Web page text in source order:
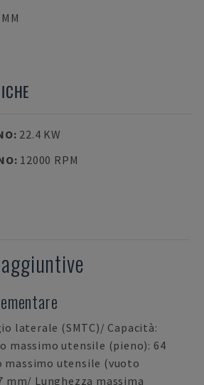
: 22.4 KW
: 12000 RPM
laterale (SMTC)/ Capacità:
massimo utensile (pieno): 64
massimo utensile (vuoto
mm/ Lunghezza massima